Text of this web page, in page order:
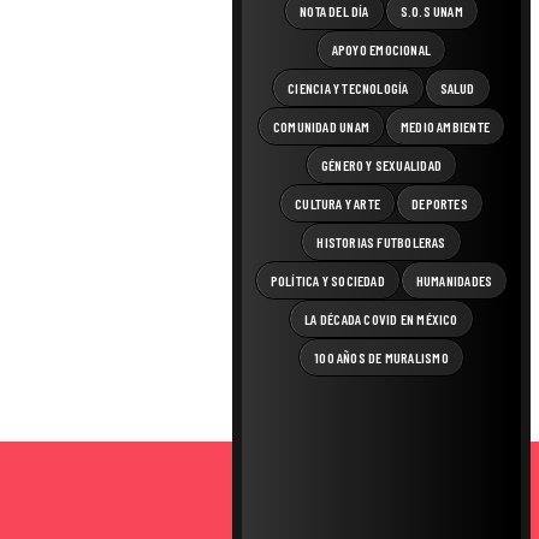
NOTA DEL DÍA S.O.S UNAM
APOYO EMOCIONAL
CIENCIA Y TECNOLOGÍA SALUD
COMUNIDAD UNAM MEDIO AMBIENTE
GÉNERO Y SEXUALIDAD
CULTURA Y ARTE DEPORTES
HISTORIAS FUTBOLERAS
POLÍTICA Y SOCIEDAD HUMANIDADES
LA DÉCADA COVID EN MÉXICO
100 AÑOS DE MURALISMO